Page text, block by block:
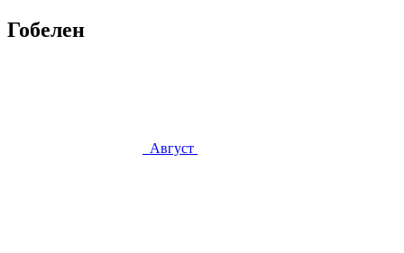
Гобелен
Август